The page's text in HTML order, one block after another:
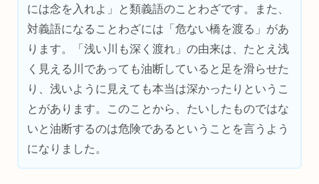
には念を入れよ」と類義語のことわざです。また、
対義語になることわざには「危ない橋を渡る」があ
ります。「浅い川も深く渡れ」の由来は、たとえ浅
く見える川であっても油断していると足を滑らせた
り、浅いように見えても本当は深かったりというこ
とがあります。このことから、たいしたものではな
いと油断するのは危険であるということを言うよう
になりました。